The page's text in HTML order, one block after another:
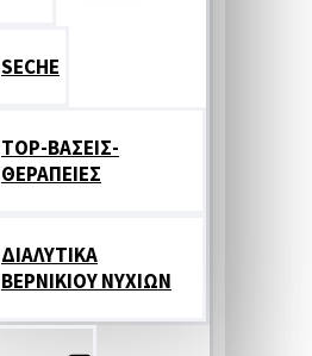
SECHE
TOP-ΒΑΣΕΙΣ-
ΘΕΡΑΠΕΙΕΣ
ΔΙΑΛΥΤΙΚΑ
ΒΕΡΝΙΚΙΟΥ ΝΥΧΙΩΝ